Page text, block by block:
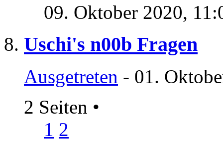
09. Oktober 2020,
Uschi's n00b Fragen
Ausgetreten - 01.
2 Seiten •
1 2